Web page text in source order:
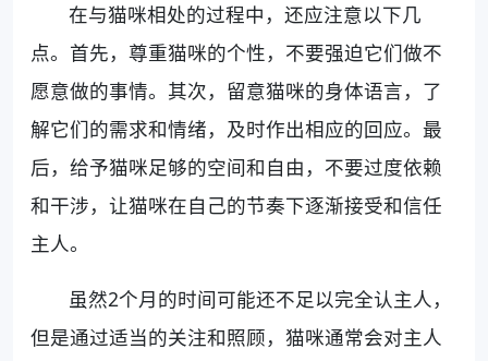
在与猫咪相处的过程中，还应注意以下几
点。首先，尊重猫咪的个性，不要强迫它们做不
愿意做的事情。其次，留意猫咪的身体语言，了
解它们的需求和情绪，及时作出相应的回应。最
后，给予猫咪足够的空间和自由，不要过度依赖
和干涉，让猫咪在自己的节奏下逐渐接受和信任
主人。
虽然2个月的时间可能还不足以完全认主人，
但是通过适当的关注和照顾，猫咪通常会对主人